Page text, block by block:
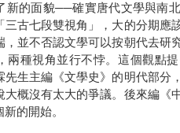
新的面貌──確實唐代文學與南
三古七段雙視角」，大的分期應
，並不否認文學可以按朝代去研
兩種視角並行不悖。這個觀點
先生主編《文學史》的明代部分
大概沒有太大的爭議。後來編《
的開始。